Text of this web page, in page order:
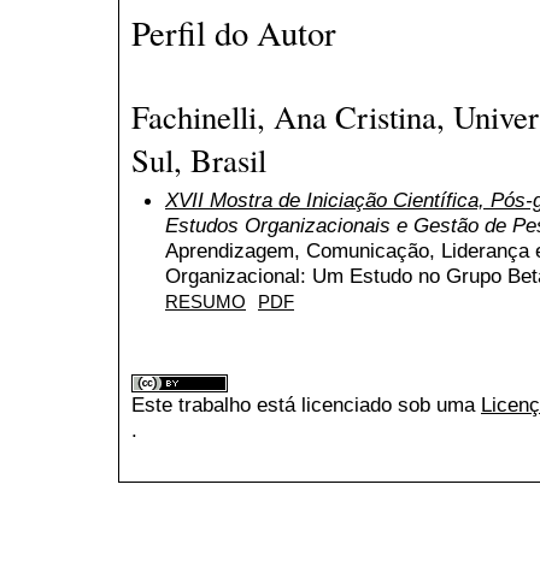
Perfil do Autor
Fachinelli, Ana Cristina,
Sul, Brasil
XVII Mostra de Iniciação Científica,
Estudos Organizacionais e Gestão de
Aprendizagem, Comunicação, Liderança
Organizacional: Um Estudo no Grupo
RESUMO PDF
Este trabalho está licenciado sob uma
.